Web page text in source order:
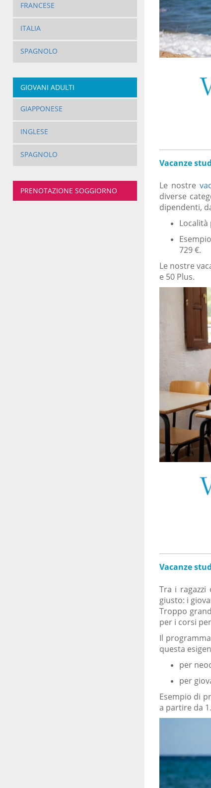
FRANCESE
ITALIA
SPAGNOLO
GIOVANI ADULTI
GIAPPONESE
INGLESE
SPAGNOLO
PRENOTAZIONE SOGGIORNO
Vacanze
Le nostre
diverse
dipendenti,
Località
729 €.
Le nostre
e 50 Plus.
Vacanze
Tra i ragazzi
giusto: i
Troppo
per i corsi
Il
questa
per
per
Esempio di
a partire da